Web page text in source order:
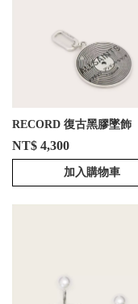
RECORD 復古黑膠墜飾
NT$ 4,300
加入購物車